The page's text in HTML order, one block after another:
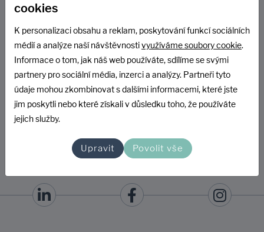
cookies
K personalizaci obsahu a reklam, poskytování funkcí sociálních
médií a analýze naší návštěvnostivyužíváme soubory cookie.
Informace o tom, jak náš web používáte, sdílíme se svými
partnery pro sociální média, inzerci a analýzy. Partneři tyto
údaje mohou zkombinovat s dalšími informacemi, které jste
jim poskytli nebo které získali v důsledku toho, že používáte
jejich služby.
Upravit Povolit vše